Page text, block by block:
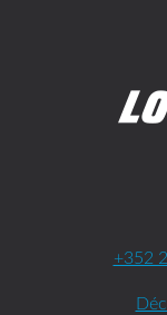
+352